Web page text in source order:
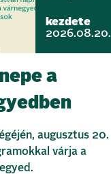
kezdete
2026.08.20.
a
augusztus 20.
várja a